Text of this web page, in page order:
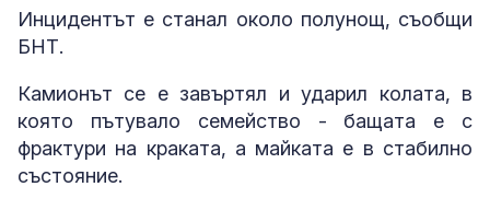
Инцидентът е станал около полунощ, съобщи
БНТ.
Камионът се е завъртял и ударил колата, в
която пътувало семейство - бащата е с
фрактури на краката, а майката е в стабилно
състояние.